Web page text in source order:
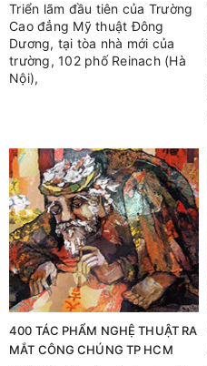
Triển lãm đầu tiên của Trường
Cao đẳng Mỹ thuật Đông
Dương, tại tòa nhà mới của
trường, 102 phố Reinach (Hà
Nội),
400 TÁC PHẨM NGHỆ THUẬT RA
MẮT CÔNG CHÚNG TP HCM